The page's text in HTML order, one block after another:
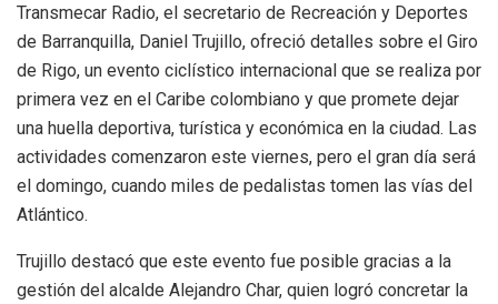
Transmecar Radio, el secretario de Recreación y Deportes
de Barranquilla, Daniel Trujillo, ofreció detalles sobre el Giro
de Rigo, un evento ciclístico internacional que se realiza por
primera vez en el Caribe colombiano y que promete dejar
una huella deportiva, turística y económica en la ciudad. Las
actividades comenzaron este viernes, pero el gran día será
el domingo, cuando miles de pedalistas tomen las vías del
Atlántico.
Trujillo destacó que este evento fue posible gracias a la
gestión del alcalde Alejandro Char, quien logró concretar la